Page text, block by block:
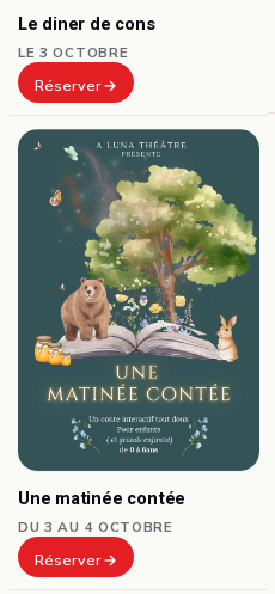
Le diner de cons
LE 3 OCTOBRE
Réserver
Une matinée contée
DU 3 AU 4 OCTOBRE
Réserver